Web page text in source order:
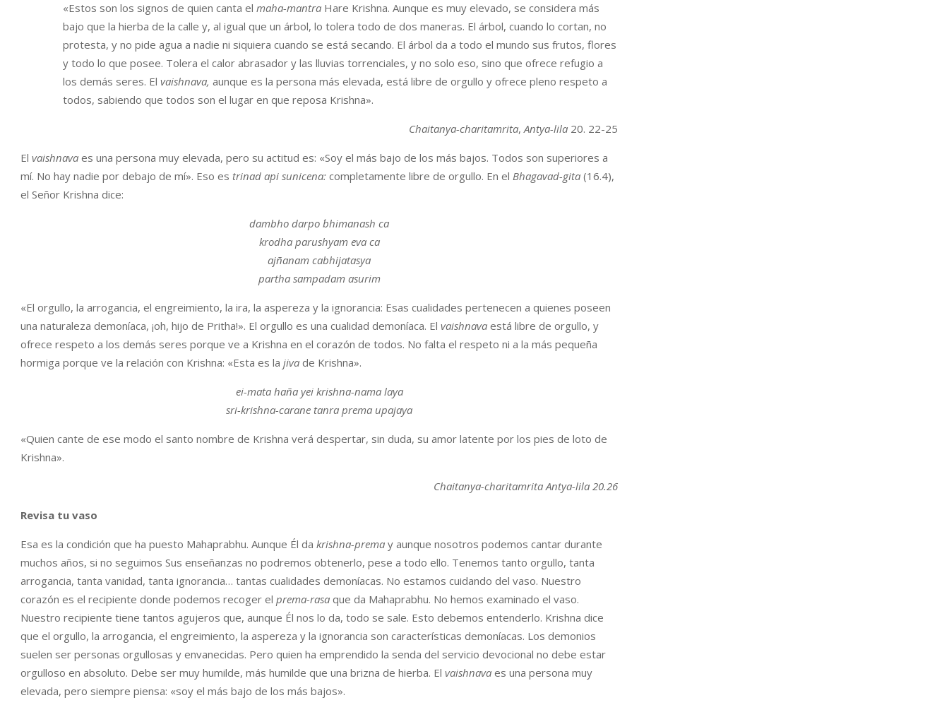
«Estos son los signos de quien canta el maha-mantra Hare Krishna. Aunque es muy elevado, se considera más
bajo que la hierba de la calle y, al igual que un árbol, lo tolera todo de dos maneras. El árbol, cuando lo cortan, no
protesta, y no pide agua a nadie ni siquiera cuando se está secando. El árbol da a todo el mundo sus frutos, flores
y todo lo que posee. Tolera el calor abrasador y las lluvias torrenciales, y no solo eso, sino que ofrece refugio a
los demás seres. El vaishnava, aunque es la persona más elevada, está libre de orgullo y ofrece pleno respeto a
todos, sabiendo que todos son el lugar en que reposa Krishna».
Chaitanya-charitamrita,Antya-lila 20. 22-25
El vaishnava es una persona muy elevada, pero su actitud es: «Soy el más bajo de los más bajos. Todos son superiores a
mí. No hay nadie por debajo de mí». Eso es trinad api sunicena: completamente libre de orgullo. En el Bhagavad-gita (16.4),
el Señor Krishna dice:
dambho darpo ´bhimanash ca
krodha parushyam eva ca
ajñanam cabhijatasya
partha sampadam asurim
«El orgullo, la arrogancia, el engreimiento, la ira, la aspereza y la ignorancia: Esas cualidades pertenecen a quienes poseen
una naturaleza demoníaca, ¡oh, hijo de Pritha!». El orgullo es una cualidad demoníaca. El vaishnava está libre de orgullo, y
ofrece respeto a los demás seres porque ve a Krishna en el corazón de todos. No falta el respeto ni a la más pequeña
hormiga porque ve la relación con Krishna: «Esta es la jiva de Krishna».
ei-mata haña yei krishna-nama laya
sri-krishna-carane tanra prema upajaya
«Quien cante de ese modo el santo nombre de Krishna verá despertar, sin duda, su amor latente por los pies de loto de
Krishna».
Chaitanya-charitamrita Antya-lila 20.26
Revisa tu vaso
Esa es la condición que ha puesto Mahaprabhu. Aunque Él da krishna-prema y aunque nosotros podemos cantar durante
muchos años, si no seguimos Sus enseñanzas no podremos obtenerlo, pese a todo ello. Tenemos tanto orgullo, tanta
arrogancia, tanta vanidad, tanta ignorancia… tantas cualidades demoníacas. No estamos cuidando del vaso. Nuestro
corazón es el recipiente donde podemos recoger el prema-rasa que da Mahaprabhu. No hemos examinado el vaso.
Nuestro recipiente tiene tantos agujeros que, aunque Él nos lo da, todo se sale. Esto debemos entenderlo. Krishna dice
que el orgullo, la arrogancia, el engreimiento, la aspereza y la ignorancia son características demoníacas. Los demonios
suelen ser personas orgullosas y envanecidas. Pero quien ha emprendido la senda del servicio devocional no debe estar
orgulloso en absoluto. Debe ser muy humilde, más humilde que una brizna de hierba. El vaishnava es una persona muy
elevada, pero siempre piensa: «soy el más bajo de los más bajos».